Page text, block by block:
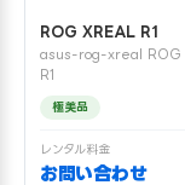
ROG XREAL R1
asus-rog-xreal ROG
R1
極美品
レンタル料金
お問い合わせ